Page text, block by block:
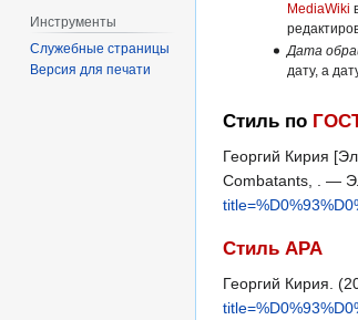
MediaWiki
Дата
дату, а
Стиль по
Георгий Кирия
Combatants, . —
Стиль APA
Георгий Кирия.
Инструменты
Служебные страницы
Версия для печати